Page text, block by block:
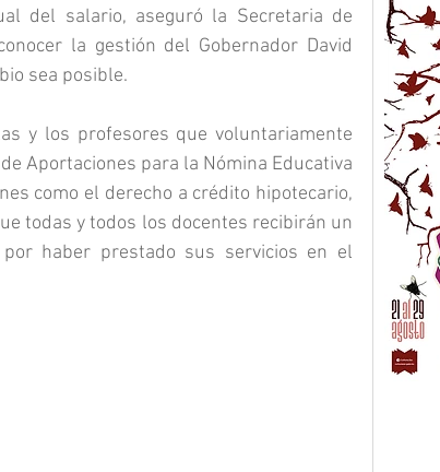
del salario, aseguró la Secretaria de
la gestión del Gobernador David
sea posible.
y los profesores que voluntariamente
Aportaciones para la Nómina Educativa
como el derecho a crédito hipotecario,
todas y todos los docentes recibirán un
haber prestado sus servicios en el